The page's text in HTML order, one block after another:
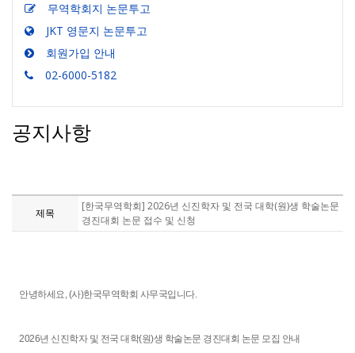
무역학회지 논문투고
JKT 영문지 논문투고
회원가입 안내
02-6000-5182
공지사항
제목
[한국무역학회] 2026년 신진학자 및 전국 대학(원)생 학술논문
경진대회 논문 접수 및 신청
안녕하세요, (사)한국무역학회 사무국입니다.
2026년 신진학자 및 전국 대학(원)생 학술논문 경진대회 논문 모집 안내